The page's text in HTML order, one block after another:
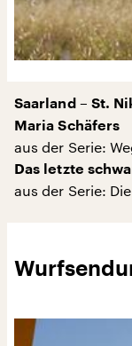
Saarland – St.
Maria Schäfers
aus der Serie:
Das letzte
aus der Serie: